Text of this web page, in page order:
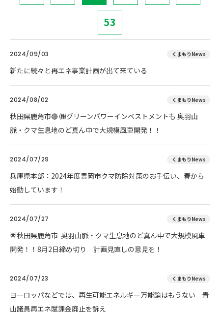
53
2024/09/03 くまもりNews
新たに続々と再エネ事業計画が出て来ている
2024/08/02 くまもりNews
秋田県鹿角市🔴 ㈱グリーンパワーインベストメントも 奥羽山
脈・クマ生息地のど真ん中で大規模風車開発！！
2024/07/29 くまもりNews
兵庫県本部：2024年度豊岡市クマ防除対策のお手伝い、春から
始動しています！
2024/07/27 くまもりNews
🌟秋田県鹿角市 奥羽山脈・クマ生息地のど真ん中で大規模風車
開発！！8月2日締め切り 計画見直しの意見を！
2024/07/23 くまもりNews
ヨーロッパなどでは、再生可能エネルギー万能論はもうない 青
山議員再エネ賦課金廃止を訴え